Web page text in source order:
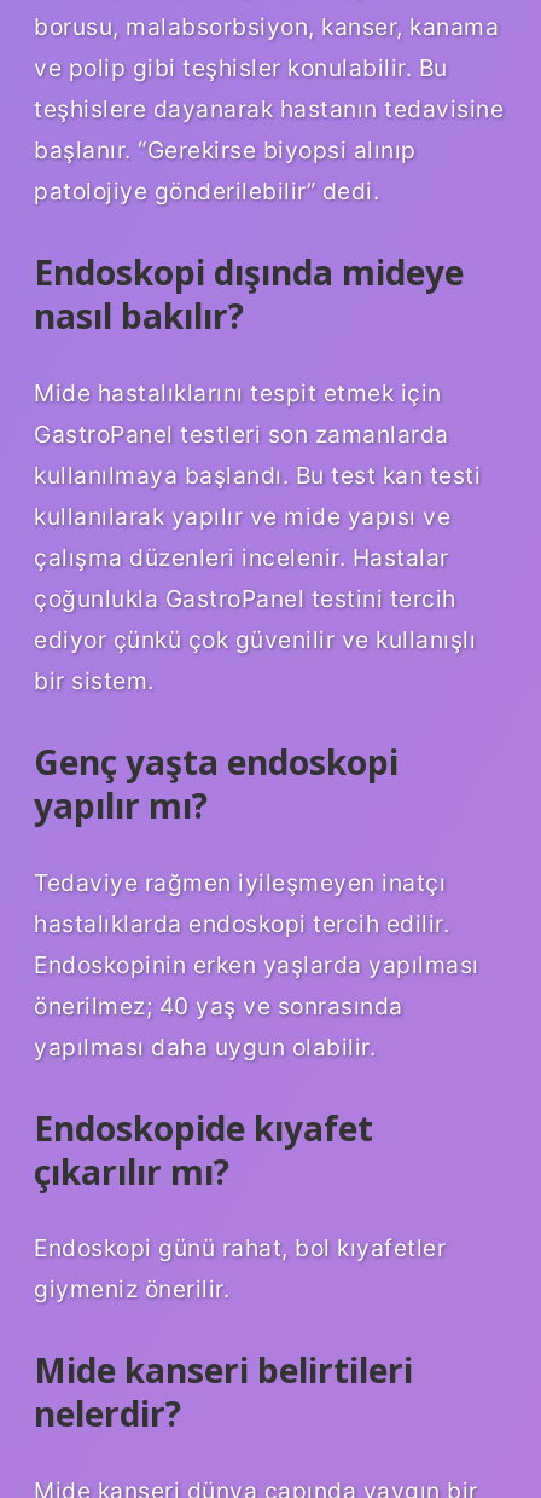
borusu, malabsorbsiyon, kanser, kanama
ve polip gibi teşhisler konulabilir. Bu
teşhislere dayanarak hastanın tedavisine
başlanır. “Gerekirse biyopsi alınıp
patolojiye gönderilebilir” dedi.
Endoskopi dışında mideye
nasıl bakılır?
Mide hastalıklarını tespit etmek için
GastroPanel testleri son zamanlarda
kullanılmaya başlandı. Bu test kan testi
kullanılarak yapılır ve mide yapısı ve
çalışma düzenleri incelenir. Hastalar
çoğunlukla GastroPanel testini tercih
ediyor çünkü çok güvenilir ve kullanışlı
bir sistem.
Genç yaşta endoskopi
yapılır mı?
Tedaviye rağmen iyileşmeyen inatçı
hastalıklarda endoskopi tercih edilir.
Endoskopinin erken yaşlarda yapılması
önerilmez; 40 yaş ve sonrasında
yapılması daha uygun olabilir.
Endoskopide kıyafet
çıkarılır mı?
Endoskopi günü rahat, bol kıyafetler
giymeniz önerilir.
Mide kanseri belirtileri
nelerdir?
Mide kanseri dünya çapında yaygın bir